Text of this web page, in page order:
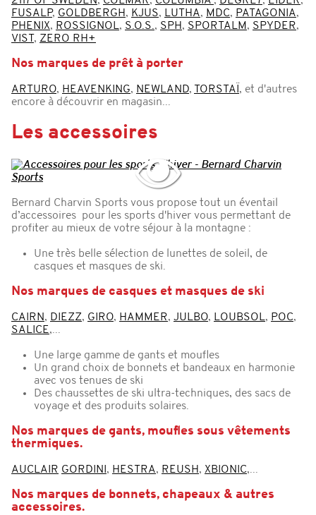
FUSALP, GOLDBERGH, KJUS, LUTHA, MDC, PATAGONIA,
PHENIX, ROSSIGNOL, S.O.S., SPH, SPORTALM , SPYDER,
VIST , ZERO RH+
Nos marques de prêt à porter
ARTURO, HEAVENKING, NEWLAND, TORSTAÏ , et d'autres
encore à découvrir en magasin...
Les accessoires
Bernard Charvin Sports vous propose tout un éventail
d’accessoires pour les sports d'hiver vous permettant de
profiter au mieux de votre séjour à la montagne :
Une très belle sélection de lunettes de soleil, de
casques et masques de ski.
Nos marques de casques et masques de ski
CAIRN, DIEZZ, GIRO, HAMMER, JULBO, LOUBSOL, POC,
SALICE,...
Une large gamme de gants et moufles
Un grand choix de bonnets et bandeaux en harmonie
avec vos tenues de ski
Des chaussettes de ski ultra-techniques, des sacs de
voyage et des produits solaires.
Nos marques de gants, moufles sous vêtements
thermiques.
AUCLAIR GORDINI , HESTRA, REUSH, XBIONIC,...
Nos marques de bonnets, chapeaux & autres
accessoires.